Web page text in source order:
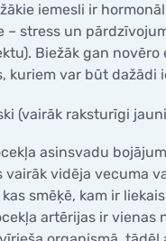
iemesli ir
– stress un
Biežāk gan novēro
kuriem var būt dažādi
(vairāk raksturīgi
asinsvadu
vairāk vidēja vecuma
smēķē, kam ir
artērijas ir vienas